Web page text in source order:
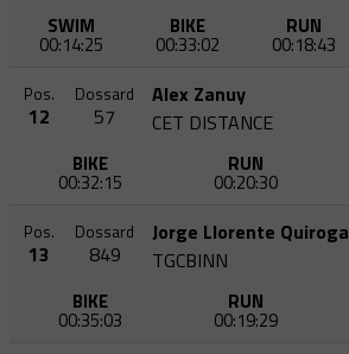
SWIM
00:14:25
BIKE
00:33:02
RUN
00:18:43
Pos.
12
Dossard
57
Alex Zanuy
CET DISTANCE
BIKE
00:32:15
RUN
00:20:30
Pos.
13
Dossard
849
Jorge Llorente Quiroga
TGCBINN
BIKE
00:35:03
RUN
00:19:29